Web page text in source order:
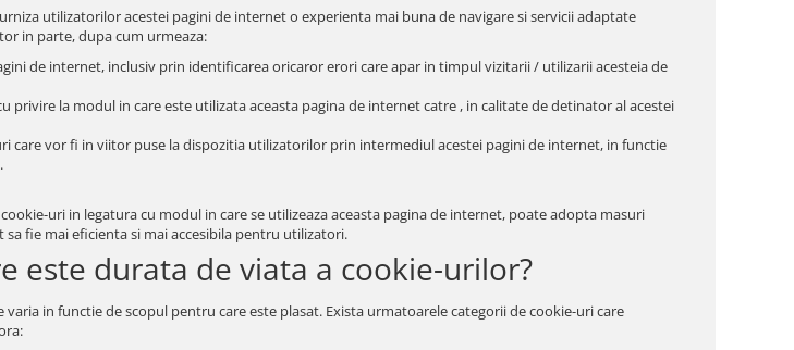
utilizatorilor acestei pagini de internet o experienta mai buna de navigare si servicii adaptate
in parte, dupa cum urmeaza:
de internet, inclusiv prin identificarea oricaror erori care apar in timpul vizitarii / utilizarii acesteia de
privire la modul in care este utilizata aceasta pagina de internet catre , in calitate de detinator al acestei
care vor fi in viitor puse la dispozitia utilizatorilor prin intermediul acestei pagini de internet, in functie
uri in legatura cu modul in care se utilizeaza aceasta pagina de internet, poate adopta masuri
fie mai eficienta si mai accesibila pentru utilizatori.
este durata de viata a cookie-urilor?
in functie de scopul pentru care este plasat. Exista urmatoarele categorii de cookie-uri care